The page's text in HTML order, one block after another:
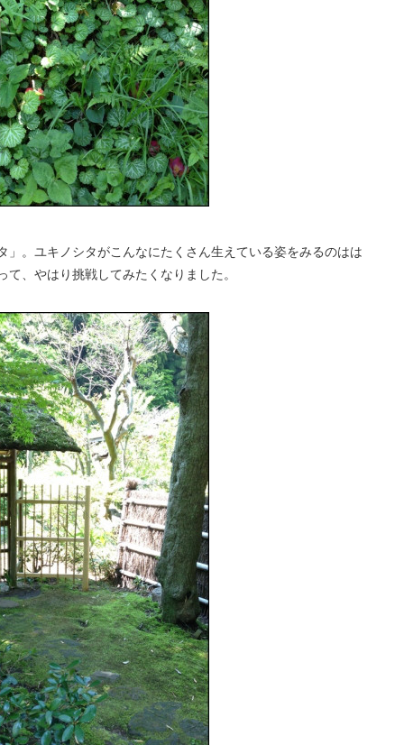
。ユキノシタがこんなにたくさん生えている姿をみるのはは
、やはり挑戦してみたくなりました。